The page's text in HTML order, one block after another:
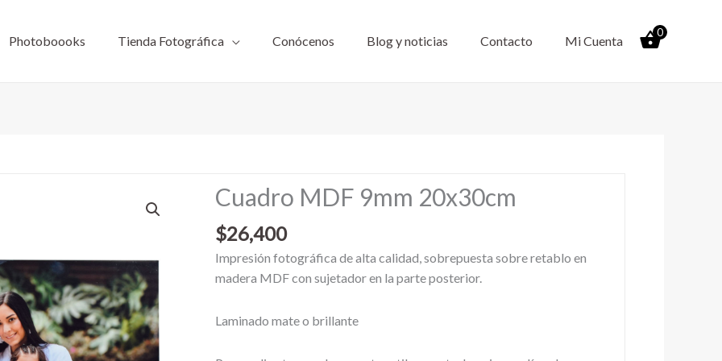
Photoboooks Tienda Fotográfica Conócenos Blog y noticias Contacto Mi Cuenta
0
Cuadro MDF 9mm 20x30cm
$26,400
Impresión fotográfica de alta calidad, sobrepuesta sobre retablo en
madera MDF con sujetador en la parte posterior.
Laminado mate o brillante
MDF
9mm
20x30cm
cantidad